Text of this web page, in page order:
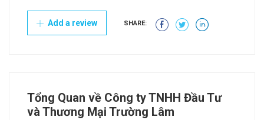
Add a review SHARE:
Tổng Quan về Công ty TNHH Đầu Tư
và Thương Mại Trường Lâm